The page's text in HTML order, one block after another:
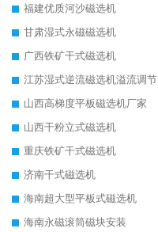
福建优质河沙磁选机
甘肃湿式永磁磁选机
广西铁矿干式磁选机
江苏湿式逆流磁选机溢流调节
山西高梯度平板磁选机厂家
山西干粉立式磁选机
重庆铁矿干式磁选机
济南干式磁选机
海南超大型平板式磁选机
海南永磁滚筒磁块安装